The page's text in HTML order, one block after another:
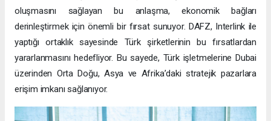
oluşmasını sağlayan bu anlaşma, ekonomik bağları
derinleştirmek için önemli bir fırsat sunuyor. DAFZ, Interlink ile
yaptığı ortaklık sayesinde Türk şirketlerinin bu fırsatlardan
yararlanmasını hedefliyor. Bu sayede, Türk işletmelerine Dubai
üzerinden Orta Doğu, Asya ve Afrika’daki stratejik pazarlara
erişim imkanı sağlanıyor.